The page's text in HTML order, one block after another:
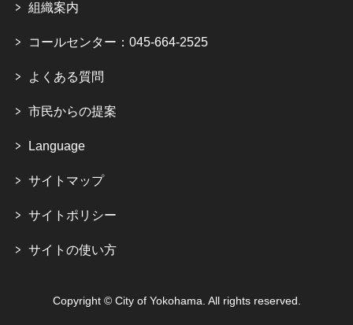
組織案内
コールセンター：045-664-2525
よくある質問
市民からの提案
Language
サイトマップ
サイトポリシー
サイトの使い方
Copyright © City of Yokohama. All rights reserved.